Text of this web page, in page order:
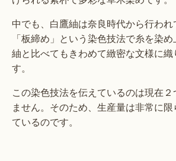
中でも、白鷹紬は奈良時代から行わ
「板締め」という染色技法で糸を染
紬と比べてもきわめて緻密な文様に織
す。
この染色技法を伝えているのは現在２
ません。そのため、生産量は非常に
ているのです。